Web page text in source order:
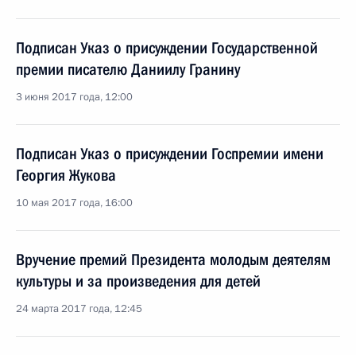
Подписан Указ о присуждении Государственной
премии писателю Даниилу Гранину
3 июня 2017 года, 12:00
Подписан Указ о присуждении Госпремии имени
Георгия Жукова
10 мая 2017 года, 16:00
Вручение премий Президента молодым деятелям
культуры и за произведения для детей
24 марта 2017 года, 12:45